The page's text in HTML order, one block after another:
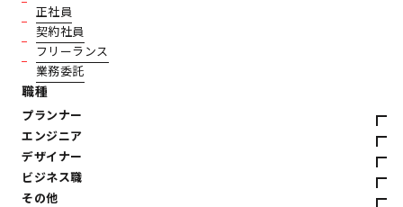
正社員
契約社員
フリーランス
業務委託
職種
プランナー
エンジニア
デザイナー
ビジネス職
その他